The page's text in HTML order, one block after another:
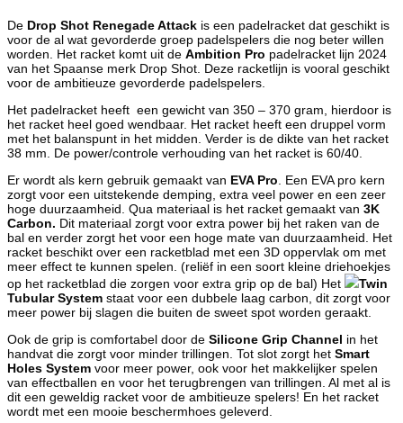
De Drop Shot Renegade Attack is een padelracket dat geschikt is
voor de al wat gevorderde groep padelspelers die nog beter willen
worden. Het racket komt uit de Ambition Pro padelracket lijn 2024
van het Spaanse merk Drop Shot. Deze racketlijn is vooral geschikt
voor de ambitieuze gevorderde padelspelers.
Het padelracket heeft een gewicht van 350 – 370 gram, hierdoor is
het racket heel goed wendbaar. Het racket heeft een druppel vorm
met het balanspunt in het midden. Verder is de dikte van het racket
38 mm. De power/controle verhouding van het racket is 60/40.
Er wordt als kern gebruik gemaakt van EVA Pro . Een EVA pro kern
zorgt voor een uitstekende demping, extra veel power en een zeer
hoge duurzaamheid. Qua materiaal is het racket gemaakt van 3K
Carbon. Dit materiaal zorgt voor extra power bij het raken van de
bal en verder zorgt het voor een hoge mate van duurzaamheid. Het
racket beschikt over een racketblad met een 3D oppervlak om met
meer effect te kunnen spelen. (reliëf in een soort kleine driehoekjes
op het racketblad die zorgen voor extra grip op de bal) Het
Twin
Tubular System staat voor een dubbele laag carbon, dit zorgt voor
meer power bij slagen die buiten de sweet spot worden geraakt.
Ook de grip is comfortabel door de Silicone Grip Channel in het
handvat die zorgt voor minder trillingen. Tot slot zorgt het Smart
Holes System voor meer power, ook voor het makkelijker spelen
van effectballen en voor het terugbrengen van trillingen. Al met al is
dit een geweldig racket voor de ambitieuze spelers! En het racket
wordt met een mooie beschermhoes geleverd.